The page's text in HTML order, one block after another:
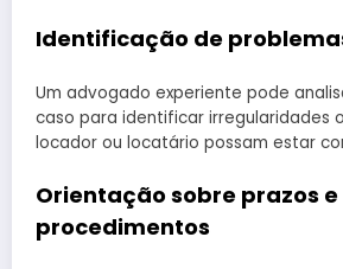
Identificação de
Um advogado experiente pode
caso para identificar irregularidades
locador ou locatário possam estar
Orientação sobre prazos e
procedimentos